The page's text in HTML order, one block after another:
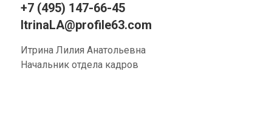
+7 (495) 147-66-45
ItrinaLA@profile63.com
Итрина Лилия Анатольевна
Начальник отдела кадров